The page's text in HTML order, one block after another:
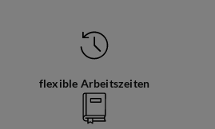
flexible Arbeitszeiten